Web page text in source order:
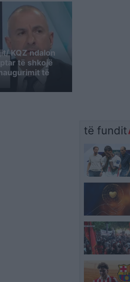
KQZ ndalon
të shkojë
të
të fundit